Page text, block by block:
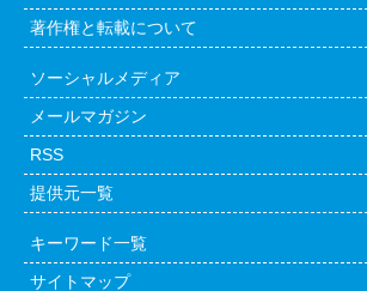
著作権と転載について
ソーシャルメディア
メールマガジン
RSS
提供元一覧
キーワード一覧
サイトマップ